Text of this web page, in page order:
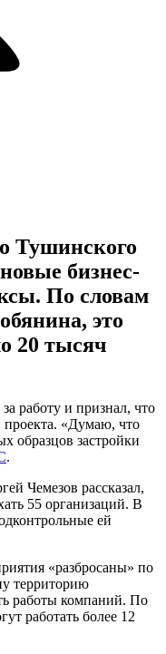
Тушинского
бизнес-
По словам
это
20 тысяч
работу и признал, что
проекта. «Думаю, что
образцов застройки
.
Чемезов рассказал,
55 организаций. В
ей
«разбросаны» по
территорию
работы компаний. По
работать более 12